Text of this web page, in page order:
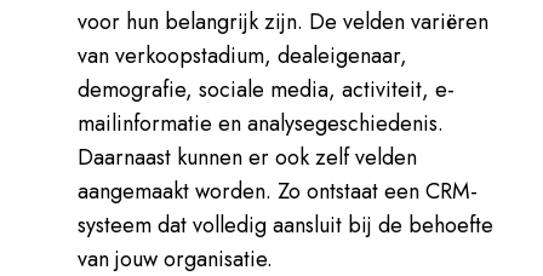
voor hun belangrijk zijn. De velden variëren
van verkoopstadium, dealeigenaar,
demografie, sociale media, activiteit, e-
mailinformatie en analysegeschiedenis.
Daarnaast kunnen er ook zelf velden
aangemaakt worden. Zo ontstaat een CRM-
systeem dat volledig aansluit bij de behoefte
van jouw organisatie.